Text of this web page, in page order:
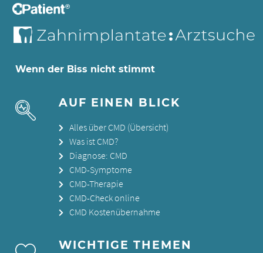
Wenn der Biss nicht stimmt
AUF EINEN BLICK
Alles über CMD (Übersicht)
Was ist CMD?
Diagnose: CMD
CMD-Symptome
CMD-Therapie
CMD-Check online
CMD Kostenübernahme
WICHTIGE THEMEN